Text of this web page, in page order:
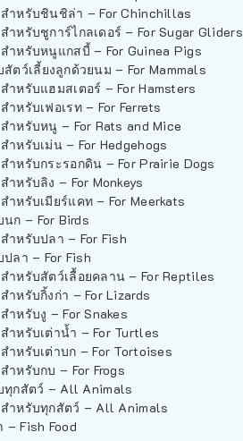
สำหรับชินชิล่า – For Chinchillas
สำหรับชูการ์ไกลเดอร์ – For Sugar Gliders
สำหรับหนูแกสบี้ – For Guinea Pigs
สัตว์เลี้ยงลูกด้วยนม – For Mammals
สำหรับแฮมสเตอร์ – For Hamsters
สำหรับเฟอเรท – For Ferrets
สำหรับหนู – For Rats and Mice
สำหรับเม่น – For Hedgehogs
สำหรับกระรอกดิน – For Prairie Dogs
สำหรับลิง – For Monkeys
สำหรับเมียร์แคท – For Meerkats
นก – For Birds
สำหรับปลา – For Fish
ปลา – For Fish
สำหรับสัตว์เลื้อยคลาน – For Reptiles
สำหรับกิ้งก่า – For Lizards
สำหรับงู – For Snakes
สำหรับเต่าน้ำ – For Turtles
สำหรับเต่าบก – For Tortoises
สำหรับกบ – For Frogs
ทุกสัตว์ – All Animals
สำหรับทุกสัตว์ – All Animals
– Fish Food